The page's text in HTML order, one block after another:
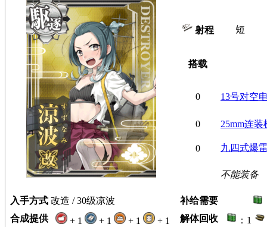
射程 短
搭载
0 13号对空
0 25mm连装
0 九四式爆
不能装备
入手方式 改造 / 30级凉波 补给需要
合成提供
+ 1 + 1 + 1 + 1 解体回收 ：1